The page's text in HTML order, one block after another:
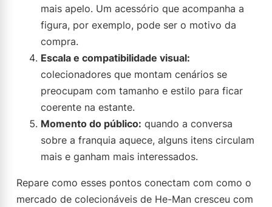
mais apelo. Um acessório que acompanha a
figura, por exemplo, pode ser o motivo da
compra.
Escala e compatibilidade visual:
colecionadores que montam cenários se
preocupam com tamanho e estilo para ficar
coerente na estante.
Momento do público: quando a conversa
sobre a franquia aquece, alguns itens circulam
mais e ganham mais interessados.
Repare como esses pontos conectam com como o
mercado de colecionáveis de He-Man cresceu com